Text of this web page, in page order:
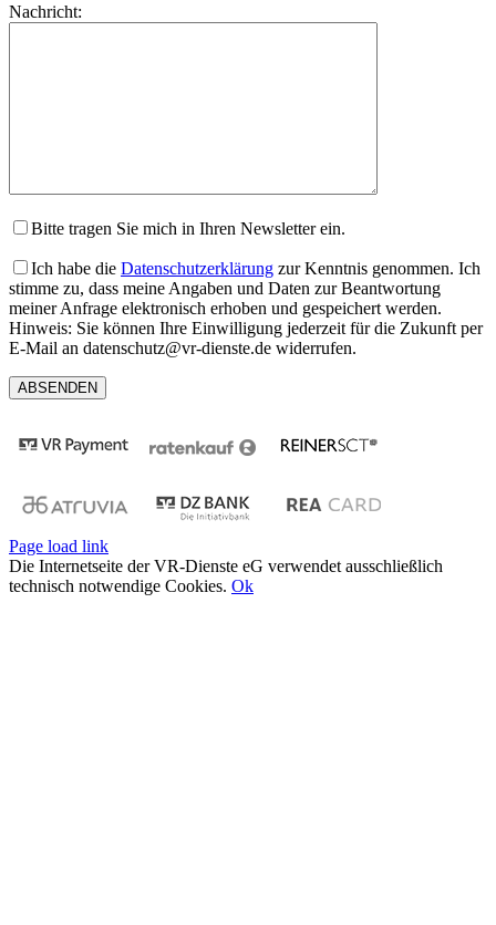
dieses
lasse
Nachricht:
Bitte tragen Sie mich in Ihren Newsletter ein.
Ich habe die Datenschutzerklärung zur Kenntnis genommen. Ich
stimme zu, dass meine Angaben und Daten zur Beantwortung
meiner Anfrage elektronisch erhoben und gespeichert werden.
Hinweis: Sie können Ihre Einwilligung jederzeit für die Zukunft per
E-Mail an datenschutz@vr-dienste.de widerrufen.
Page load link
Die Internetseite der VR-Dienste eG verwendet ausschließlich
technisch notwendige Cookies. Ok